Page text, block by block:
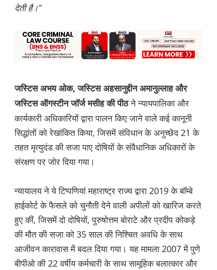
देती है।”
जस्टिस अभय ओक, जस्टिस अहसानुद्दीन अमानुल्लाह और
जस्टिस ऑगस्टीन जॉर्ज मसीह की पीठने न्यायपालिका और
कार्यकारी अधिकारियों द्वारा पालन किए जाने वाले कई कानूनी
सिद्धांतों को रेखांकित किया, जिसमें संविधान के अनुच्छेद 21 के
तहत मृत्युदंड की सजा पाए दोषियों के संवैधानिक अधिकारों के
संरक्षण पर जोर दिया गया।
न्यायालय ने ये टिप्पणियां महाराष्ट्र राज्य द्वारा 2019 के बॉम्बे
हाईकोर्ट के फैसले को चुनौती देने वाली अपीलों को खारिज करते
हुए कीं, जिसमें दो दोषियों, पुरुषोत्तम बोराटे और प्रदीप कोकड़े
की मौत की सजा को 35 साल की निश्चित अवधि के साथ
आजीवन कारावास में बदल दिया गया। यह मामला 2007 में पुणे
बीपीओ की 22 वर्षीय कर्मचारी के साथ सामूहिक बलात्कार और